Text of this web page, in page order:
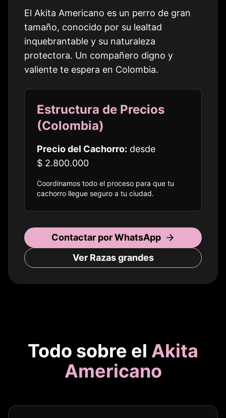
El Akita Americano es un perro de gran
tamaño, conocido por su lealtad
inquebrantable y su naturaleza
protectora. Un compañero digno y
valiente te espera en Colombia.
Estructura de Precios
(Colombia)
Precio del Cachorro: desde
$ 2.800.000
Coordinamos todo el proceso para que tu
cachorro llegue seguro a tu ciudad.
Contactar por WhatsApp
Ver Razasgrandes
Todo sobre el Akita
Americano